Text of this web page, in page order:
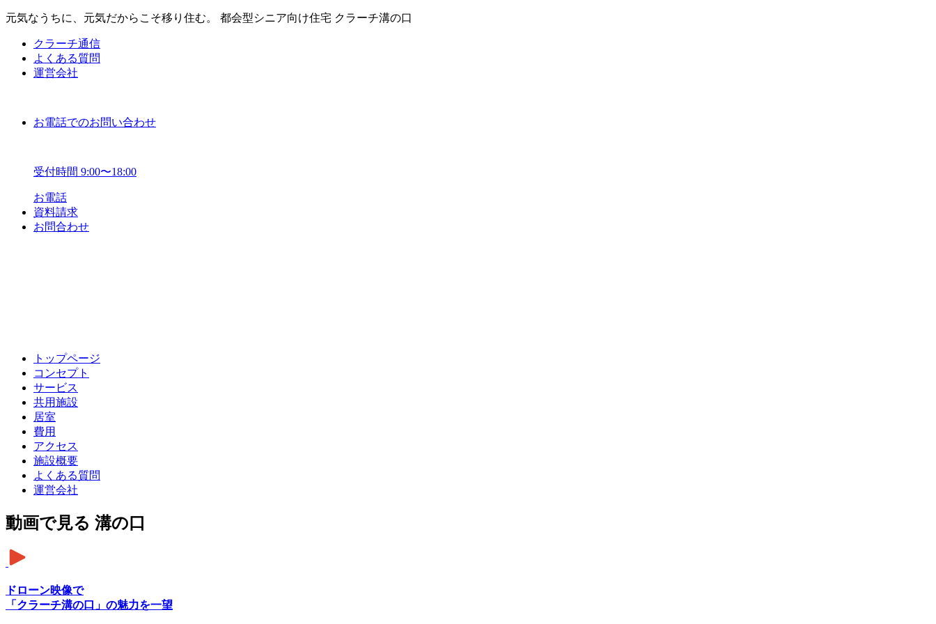
元気なうちに、元気だからこそ移り住む。 都会型シニア向け住宅 クラーチ溝の口
クラーチ通信
よくある質問
運営会社
お電話でのお問い合わせ
受付時間 9:00〜18:00
お電話
資料請求
お問合わせ
トップページ
コンセプト
サービス
共用施設
居室
費用
アクセス
施設概要
よくある質問
運営会社
動画で見る 溝の口
ドローン映像で
「クラーチ溝の口」の魅力を一望